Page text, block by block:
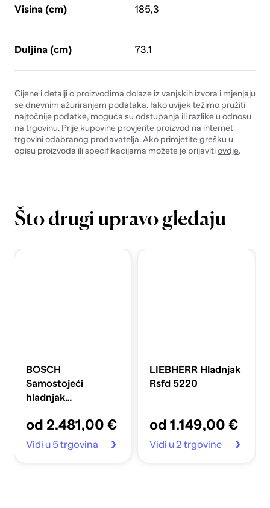
Visina (cm) 185,3
Duljina (cm) 73,1
Cijene i detalji o proizvodima dolaze iz vanjskih izvora i mjenjaju
se dnevnim ažuriranjem podataka. Iako uvijek težimo pružiti
najtočnije podatke, moguća su odstupanja ili razlike u odnosu
na trgovinu. Prije kupovine provjerite proizvod na internet
trgovini odabranog prodavatelja. Ako primjetite grešku u
opisu proizvoda ili specifikacijama možete je prijavitiovdje.
Što drugi upravo gledaju
BOSCH
Samostojeći
hladnjak
od 2.481,00 €
Vidi u 5 trgovina
LIEBHERR Hladnjak
Rsfd 5220
od 1.149,00 €
Vidi u 2 trgovine